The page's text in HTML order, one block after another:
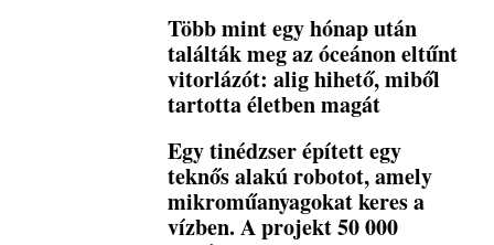
Több mint egy hónap után
találták meg az óceánon eltűnt
vitorlázót: alig hihető, miből
tartotta életben magát
Egy tinédzser épített egy
teknős alakú robotot, amely
mikroműanyagokat keres a
vízben. A projekt 50 000